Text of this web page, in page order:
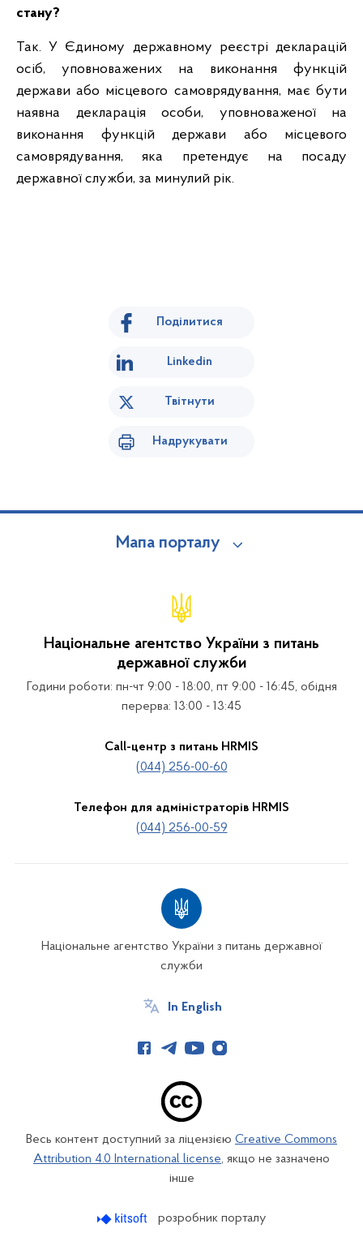
стану?
Так. У Єдиному державному реєстрі декларацій
осіб, уповноважених на виконання функцій
держави або місцевого самоврядування, має бути
наявна декларація особи, уповноваженої на
виконання функцій держави або місцевого
самоврядування, яка претендує на посаду
державної служби, за минулий рік.
Поділитися
Linkedin
Твітнути
Надрукувати
Мапа порталу
Національне агентство України з питань
державної служби
Години роботи: пн-чт 9:00 - 18:00, пт 9:00 - 16:45, обідня
перерва: 13:00 - 13:45
Call-центр з питань HRMIS
(044) 256-00-60
Телефон для адміністраторів HRMIS
(044) 256-00-59
Національне агентство України з питань державної
служби
In English
Весь контент доступний за ліцензією Creative Commons
Attribution 4.0 International license, якщо не зазначено
інше
розробник порталу